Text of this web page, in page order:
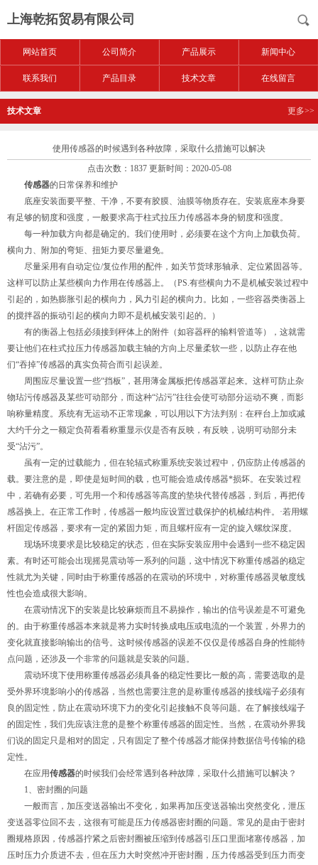
上海乾拓贸易有限公司
网站首页 公司简介 产品展示 新闻中心
联系我们 产品目录 技术文章 在线留言
技术文章 更多>>
使用传感器的时候遇到各种故障，采取什么措施可以解决
点击次数：1837 更新时间：2020-05-08
传感器的日常保养和维护
底座安装面要平整、干净，不要有胶膜、油膜等物质存在。安装底座本身要
有足够的韧度和强度，一般要求高于柱式拉压力传感器本身的韧度和强度。
每一种加载方向都是确定的。我们使用时，必须要在这个方向上加载负荷。
横向力、附加的弯矩、扭矩力要尽量避免。
尽量采用有自动定位/复位作用的配件，如关节货球形轴承、定位紧固器等。
这样可以防止某些横向力作用在传感器上。（PS.有些横向力不是机械安装过程中
引起的，如热膨胀引起的横向力，风力引起的横向力。比如，一些容器类衡器上
的搅拌器的振动引起的横向力即不是机械安装引起的。）
有的衡器上包括必须接到秤体上的附件（如容器秤的输料管道等），这就需
要让他们在柱式拉压力传感器加载主轴的方向上尽量柔软一些，以防止存在他
们“吞掉”传感器的真实负荷合而引起误差。
周围应尽量设置一些“挡板”，甚用薄金属板把传感器罩起来。这样可防止杂
物玷污传感器及某些可动部分，而这种“沾污”往往会使可动部分运动不爽，而影
响称量精度。系统有无运动不正常现象，可以用以下方法判别：在秤台上加或减
大约千分之一额定负荷看看称重显示仪是否有反映，有反映，说明可动部分未
受“沾污”。
虽有一定的过载能力，但在轮辐式称重系统安装过程中，仍应防止传感器的
载。要注意的是，即使是短时间的载，也可能会造成传感器*损坏。在安装过程
中，若确有必要，可先用一个和传感器等高度的垫块代替传感器，到后，再把传
感器换上。在正常工作时，传感器一般均应设置过载保护的机械结构件。·若用螺
杆固定传感器，要求有一定的紧固力矩，而且螺杆应有一定的旋入螺纹深度。
现场环境要求是比较稳定的状态，但在实际安装应用中会遇到一些不稳定因
素。有时还可能会出现摇晃震动等一系列的问题，这中情况下称重传感器的稳定
性就尤为关键，同时由于称重传感器的在震动的环境中，对称重传感器灵敏度线
性也会造成很大影响。
在震动情况下的安装是比较麻烦而且不易操作，输出的信号误差是不可避免
的。由于称重传感器本来就是将力实时转换成电压或电流的一个装置，外界力的
变化就直接影响输出的信号。这时候传感器的误差不仅仅是传感器自身的性能特
点问题，还涉及一个非常的问题就是安装的问题。
震动环境下使用称重传感器必须具备的稳定性要比一般的高，需要选取的是
受外界环境影响小的传感器，当然也需要注意的是称重传感器的接线端子必须有
良的固定性，防止在震动环境下力的变化引起接触不良等问题。在了解接线端子
的固定性，我们先应该注意的是整个称重传感器的固定性。当然，在震动外界我
们说的固定只是相对的固定，只有固定了整个传感器才能保持数据信号传输的稳
定性。
在应用传感器的时候我们会经常遇到各种故障，采取什么措施可以解决？
1、密封圈的问题
一般而言，加压变送器输出不变化，如果再加压变送器输出突然变化，泄压
变送器零位回不去，这很有可能是压力传感器密封圈的问题。常见的是由于密封
圈规格原因，传感器拧紧之后密封圈被压缩到传感器引压口里面堵塞传感器，加
压时压力介质进不去，但在压力大时突然冲开密封圈，压力传感器受到压力而变